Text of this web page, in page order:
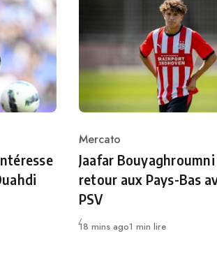
Category
Mercato
Jaafar Bouyaghroumni
retour aux Pays-Bas
PSV
Publié
18 mins ago1 min lire